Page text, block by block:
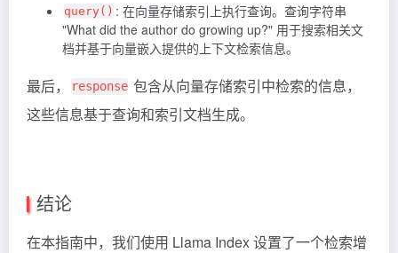
query() : 在向量存储索引上执行查询。查询字符串
"What did the author do growing up?" 用于搜索相关文
档并基于向量嵌入提供的上下文检索信息。
最后， response 包含从向量存储索引中检索的信息，
这些信息基于查询和索引文档生成。
结论
在本指南中，我们使用 Llama Index 设置了一个检索增